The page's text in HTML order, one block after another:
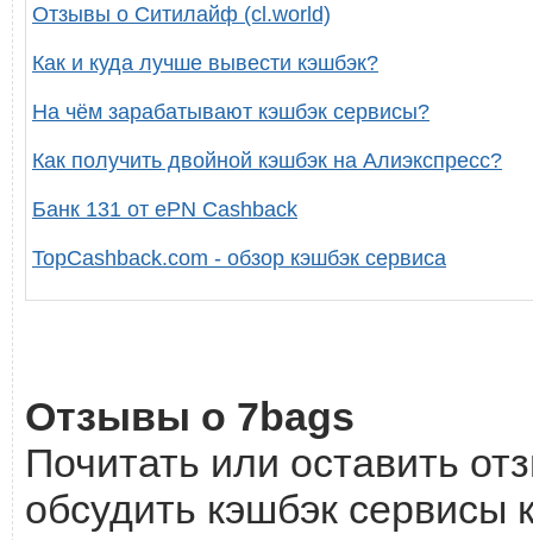
Отзывы о Ситилайф (cl.world)
Как и куда лучше вывести кэшбэк?
На чём зарабатывают кэшбэк сервисы?
Как получить двойной кэшбэк на Алиэкспресс?
Банк 131 от ePN Cashback
TopCashback.com - обзор кэшбэк сервиса
Отзывы о 7bags
Почитать или оставить
обсудить кэшбэк сервисы